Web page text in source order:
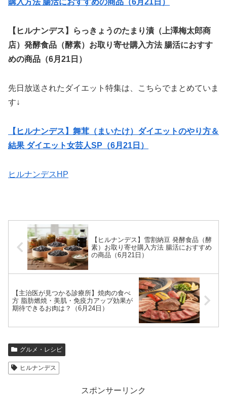
購入方法 腸活におすすめの商品（6月21日）
【ヒルナンデス】らっきょうのたまり漬（上澤梅太郎商
店）発酵食品（酵素）お取り寄せ購入方法 腸活におすす
めの商品（6月21日）
先日放送されたダイエット特集は、こちらでまとめていま
す↓
【ヒルナンデス】舞茸（まいたけ）ダイエットのやり方＆
結果 ダイエット女芸人SP（6月21日）
ヒルナンデスHP
【ヒルナンデス】雪割納豆 発酵食品（酵
素）お取り寄せ購入方法 腸活におすすめ
の商品（6月21日）
【主治医が見つかる診療所】焼肉の食べ
方 脂肪燃焼・美肌・免疫力アップ効果が
期待できるお肉は？（6月24日）
グルメ・レシピ
ヒルナンデス
スポンサーリンク